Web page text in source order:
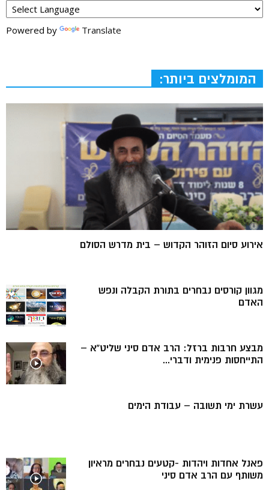
Powered by Translate
המומלצים ביותר:
אירוע סיום הזוהר הקדוש – בית מדרש הסולם
מגוון קורסים נבחרים בתורת הקבלה ונפש
האדם
מבצע חרבות ברזל: הרב אדם סיני שליט”א –
התייחסות פנימית ודברי...
עשרת ימי תשובה – עבודת הימים
פאנל אחדות ויהדות -קטעים נבחרים מראיון
משותף עם הרב אדם סיני